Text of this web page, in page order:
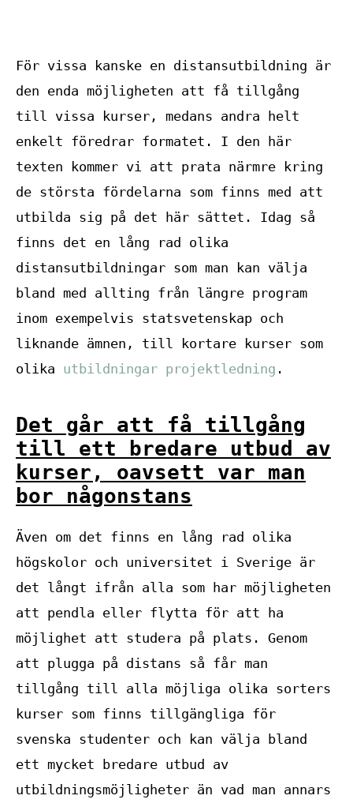
För vissa kanske en distansutbildning är
den enda möjligheten att få tillgång
till vissa kurser, medans andra helt
enkelt föredrar formatet. I den här
texten kommer vi att prata närmre kring
de största fördelarna som finns med att
utbilda sig på det här sättet. Idag så
finns det en lång rad olika
distansutbildningar som man kan välja
bland med allting från längre program
inom exempelvis statsvetenskap och
liknande ämnen, till kortare kurser som
olika utbildningar projektledning .
Det går att få tillgång
till ett bredare utbud av
kurser, oavsett var man
bor någonstans
Även om det finns en lång rad olika
högskolor och universitet i Sverige är
det långt ifrån alla som har möjligheten
att pendla eller flytta för att ha
möjlighet att studera på plats. Genom
att plugga på distans så får man
tillgång till alla möjliga olika sorters
kurser som finns tillgängliga för
svenska studenter och kan välja bland
ett mycket bredare utbud av
utbildningsmöjligheter än vad man annars